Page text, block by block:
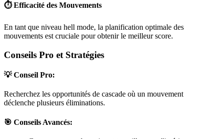
⏱️ Efficacité des Mouvements
En tant que niveau hell mode, la planification optimale des
mouvements est cruciale pour obtenir le meilleur score.
Conseils Pro et Stratégies
💡 Conseil Pro:
Recherchez les opportunités de cascade où un mouvement
déclenche plusieurs éliminations.
🎯 Conseils Avancés: